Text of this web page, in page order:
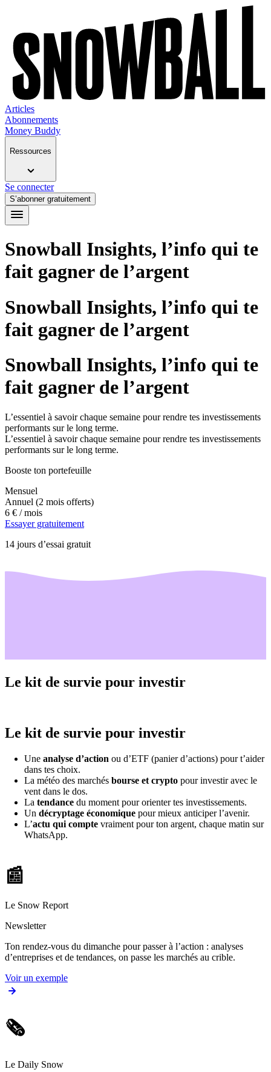
Articles
Abonnements
Money Buddy
Ressources
Se connecter
S’abonner gratuitement
Snowball Insights, l’info qui te
fait gagner de l’argent
Snowball Insights, l’info qui te
fait gagner de l’argent
Snowball Insights, l’info qui te
fait gagner de l’argent
L’essentiel à savoir chaque semaine pour rendre tes investissements
performants sur le long terme.
L’essentiel à savoir chaque semaine pour rendre tes investissements
performants sur le long terme.
Booste ton portefeuille
Mensuel
Annuel (2 mois offerts)
6 € / mois
Essayer gratuitement
14 jours d’essai gratuit
Le kit de survie pour investir
Le kit de survie pour investir
Une analyse d’action ou d’ETF (panier d’actions) pour t’aider
dans tes choix.
La météo des marchés bourse et crypto pour investir avec le
vent dans le dos.
La tendance du moment pour orienter tes investissements.
Un décryptage économique pour mieux anticiper l’avenir.
L’actu qui compte vraiment pour ton argent, chaque matin sur
WhatsApp.
📰
Le Snow Report
Newsletter
Ton rendez-vous du dimanche pour passer à l’action : analyses
d’entreprises et de tendances, on passe les marchés au crible.
Voir un exemple
🗞️
Le Daily Snow